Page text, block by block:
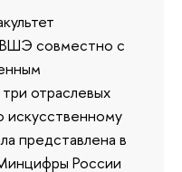
совместно с
отраслевых
искусственному
представлена в
России